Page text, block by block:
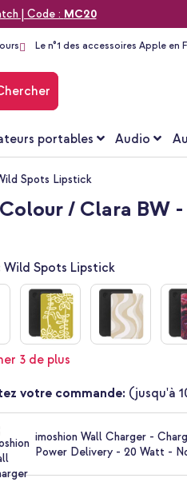
| Code : MC20
Le n°1 des accessoires Apple en
portables Audio
Spots Lipstick
/ Clara BW
Wild Spots Lipstick
3 de plus
votre commande: (jusqu'à
imoshion Wall Charger -
Power Delivery - 20 Watt -